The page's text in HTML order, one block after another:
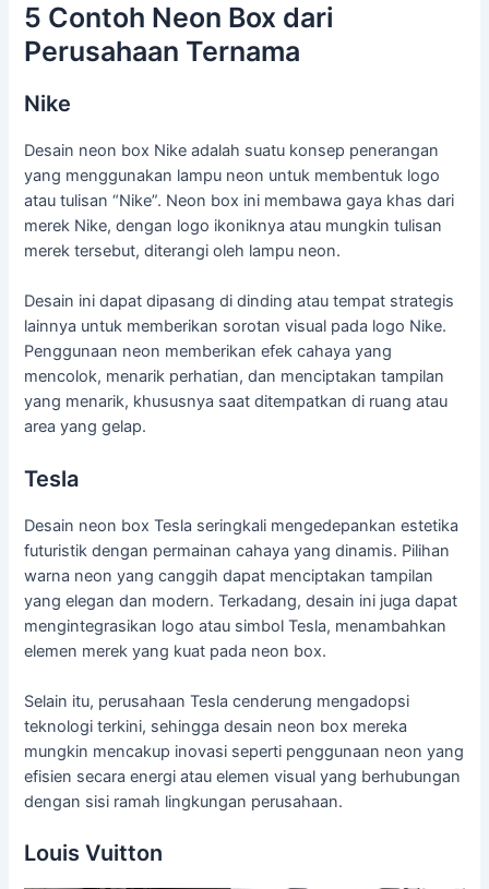
5 Contoh Neon Box dari
Perusahaan Ternama
Nike
Desain neon box Nike adalah suatu konsep penerangan
yang menggunakan lampu neon untuk membentuk logo
atau tulisan “Nike”. Neon box ini membawa gaya khas dari
merek Nike, dengan logo ikoniknya atau mungkin tulisan
merek tersebut, diterangi oleh lampu neon.
Desain ini dapat dipasang di dinding atau tempat strategis
lainnya untuk memberikan sorotan visual pada logo Nike.
Penggunaan neon memberikan efek cahaya yang
mencolok, menarik perhatian, dan menciptakan tampilan
yang menarik, khususnya saat ditempatkan di ruang atau
area yang gelap.
Tesla
Desain neon box Tesla seringkali mengedepankan estetika
futuristik dengan permainan cahaya yang dinamis. Pilihan
warna neon yang canggih dapat menciptakan tampilan
yang elegan dan modern. Terkadang, desain ini juga dapat
mengintegrasikan logo atau simbol Tesla, menambahkan
elemen merek yang kuat pada neon box.
Selain itu, perusahaan Tesla cenderung mengadopsi
teknologi terkini, sehingga desain neon box mereka
mungkin mencakup inovasi seperti penggunaan neon yang
efisien secara energi atau elemen visual yang berhubungan
dengan sisi ramah lingkungan perusahaan.
Louis Vuitton